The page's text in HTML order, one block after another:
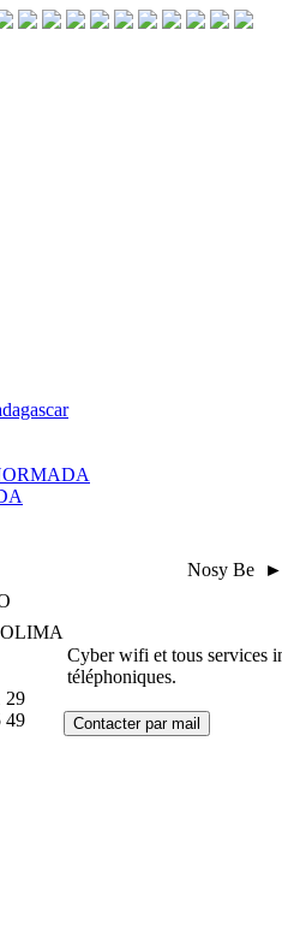
Nosy Be
29
49
Cyber wifi et tous services
téléphoniques.